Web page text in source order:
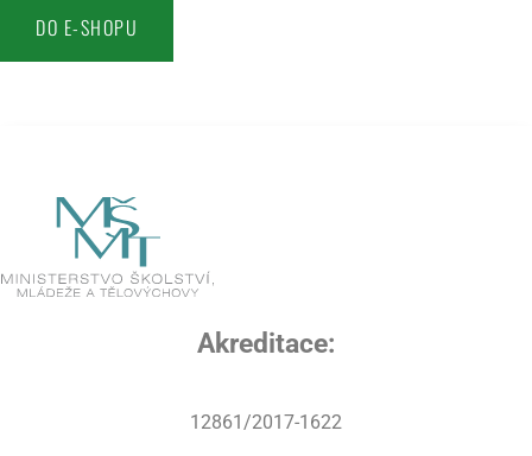
DO E-SHOPU
Akreditace:
12861/2017-1622